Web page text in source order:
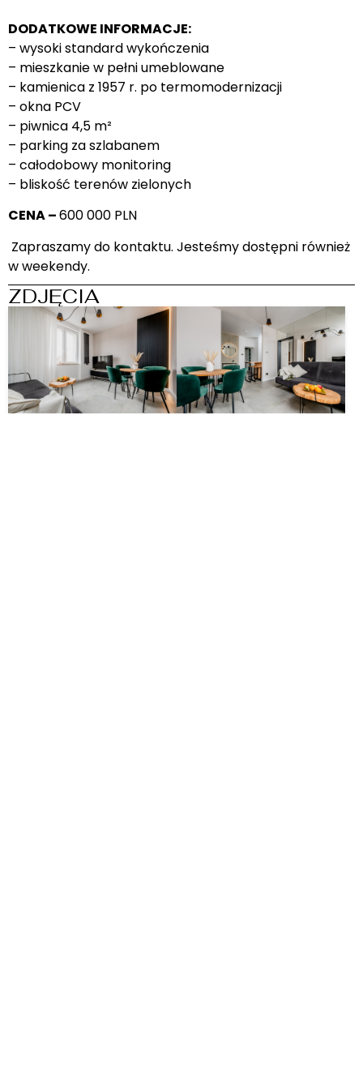
DODATKOWE INFORMACJE:
– wysoki standard wykończenia
– mieszkanie w pełni umeblowane
– kamienica z 1957 r. po termomodernizacji
– okna PCV
– piwnica 4,5 m²
– parking za szlabanem
– całodobowy monitoring
– bliskość terenów zielonych
CENA –600 000 PLN
Zapraszamy do kontaktu. Jesteśmy dostępni również
w weekendy.
ZDJĘCIA